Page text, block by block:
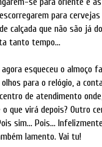
para
calçada que não são já
tanto tempo...
esqueceu o almoço
para o relógio, a
de atendimento
que virá depois? Outro
sim... Pois...
lamento. Vai tu!